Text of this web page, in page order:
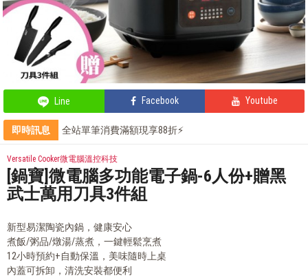
Line Facebook Youtube
即時訊息
全站單筆消費滿額現享88折⚡
部落客的氣炸私房菜，不藏私分享
鍋寶商品安心保證❤️
Versatile Cooker微電腦溫控科技
[鍋寶]微電腦多功能電子鍋-6人份+贈黑
武士萬用刀具3件組
新型易潔陶瓷內鍋，健康安心
煮飯/粥品/燉湯/蒸煮，一鍵輕鬆烹煮
12小時預約+自動保溫，美味隨時上桌
內蓋可拆卸，清洗安裝都便利